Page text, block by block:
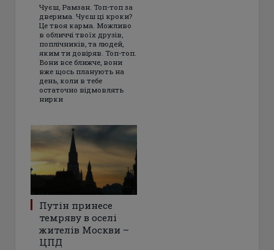
Чуєш, Рамзан. Топ-топ за
дверима. Чуєш ці кроки?
Це твоя карма. Можливо
в обличчі твоїх друзів,
поплічників, та людей,
яким ти довіряв. Топ-топ.
Вони все ближче, вони
вже щось планують на
день, коли в тебе
остаточно відмовлять
нирки
Путін принесе
темряву в оселі
жителів Москви –
ЦПД